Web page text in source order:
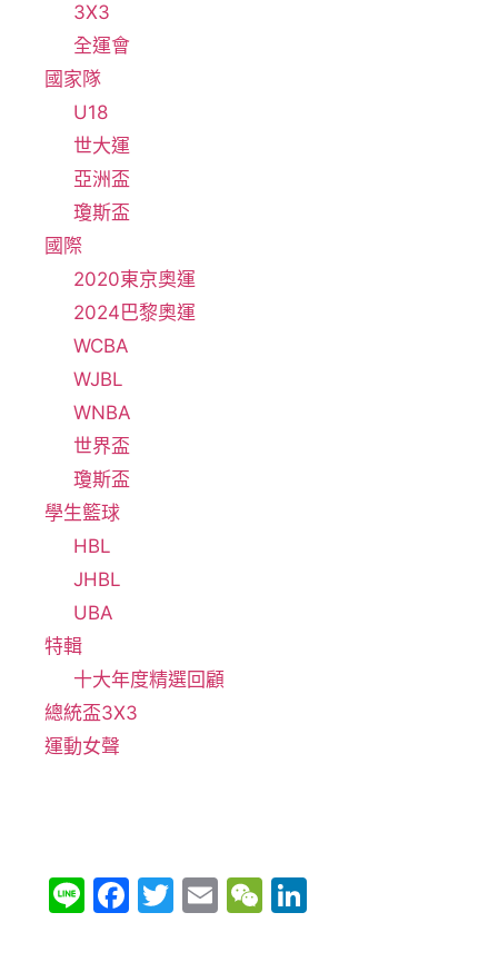
3X3
全運會
國家隊
U18
世大運
亞洲盃
瓊斯盃
國際
2020東京奧運
2024巴黎奧運
WCBA
WJBL
WNBA
世界盃
瓊斯盃
學生籃球
HBL
JHBL
UBA
特輯
十大年度精選回顧
總統盃3X3
運動女聲
Li F
T
E
W